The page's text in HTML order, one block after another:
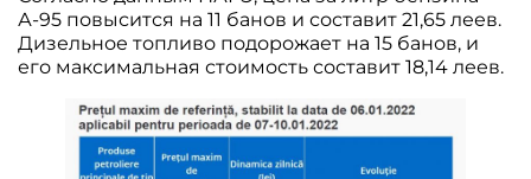
А-95 повысится на 11 банов и составит 21,65 леев.
Дизельное топливо подорожает на 15 банов, и
его максимальная стоимость составит 18,14 леев.